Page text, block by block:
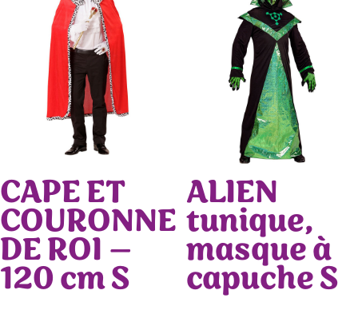
CAPE ET
COURONNE
DE ROI –
120 cm S
ALIEN
tunique,
masque à
capuche S